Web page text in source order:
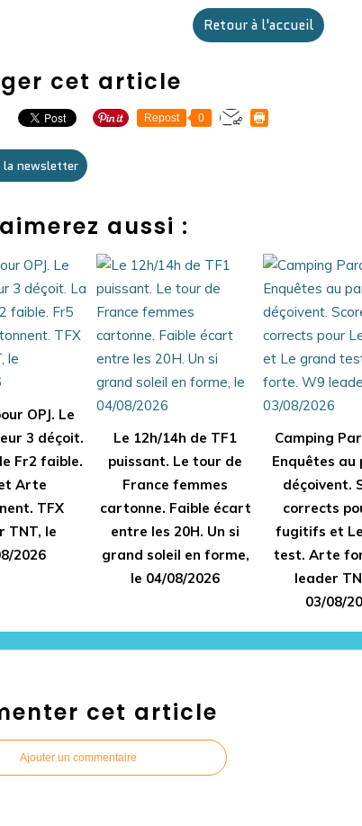
Retour à l'accueil
cet article
Repost 0
la newsletter
aussi :
OPJ. Le
3 déçoit.
Fr2 faible.
Arte
TFX
TNT, le
2026
Le 12h/14h de TF1
puissant. Le tour de
France femmes
cartonne. Faible écart
entre les 20H. Un si
grand soleil en forme,
le 04/08/2026
Camping
Enquêtes au
déçoivent.
corrects
fugitifs et
test. Arte
leader
03/08/
cet article
Ajouter un commentaire